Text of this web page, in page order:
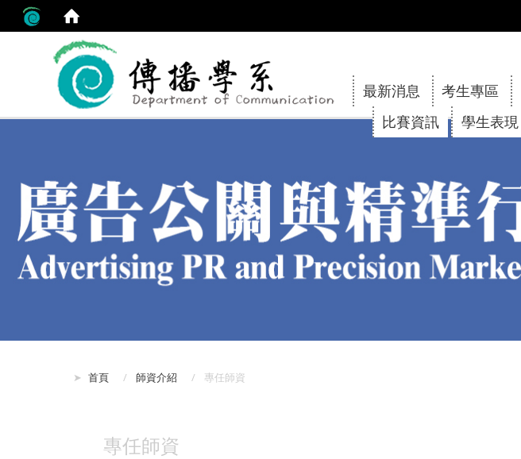
最新消息 考生專區
比賽資訊
學生表現
首頁 師資介紹 專任師資
專任師資